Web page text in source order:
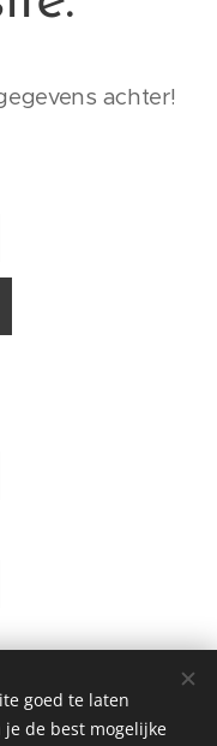
achter!
goed te laten
de best mogelijke